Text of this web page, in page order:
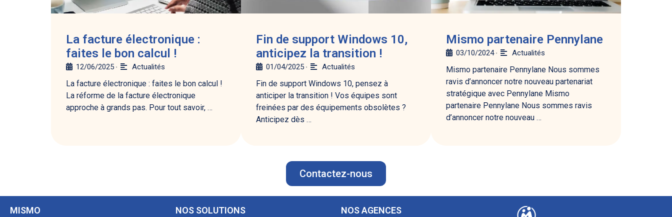
La facture électronique :
faites le bon calcul !
12/06/2025 • Actualités
La facture électronique : faites le bon calcul !
La réforme de la facture électronique
approche à grands pas. Pour tout savoir, …
Fin de support Windows 10,
anticipez la transition !
01/04/2025 • Actualités
Fin de support Windows 10, pensez à
anticiper la transition ! Vos équipes sont
freinées par des équipements obsolètes ?
Anticipez dès …
Mismo partenaire Pennylane
03/10/2024 • Actualités
Mismo partenaire Pennylane Nous sommes
ravis d’annoncer notre nouveau partenariat
stratégique avec Pennylane Mismo
partenaire Pennylane Nous sommes ravis
d’annoncer notre nouveau …
Contactez-nous
MISMO NOS SOLUTIONS NOS AGENCES